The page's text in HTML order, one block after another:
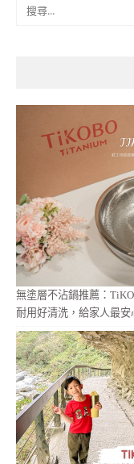
無塗層不沾鍋推薦：
耐用好清洗，給家人最安